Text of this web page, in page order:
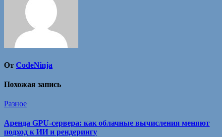
От CodeNinja
Похожая запись
Разное
Аренда GPU-сервера: как облачные вычисления меняют
подход к ИИ и рендерингу